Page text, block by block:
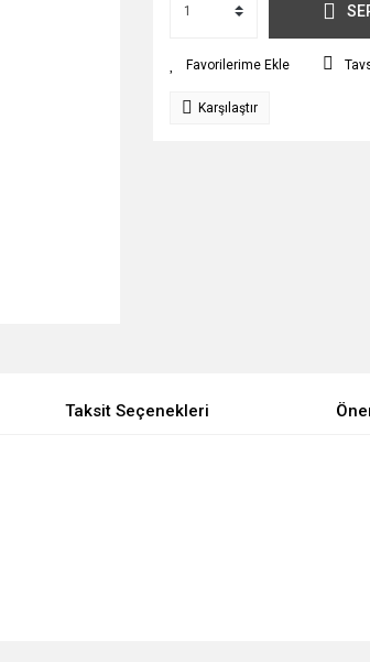
Karşılaştır
Taksit Seçenekleri